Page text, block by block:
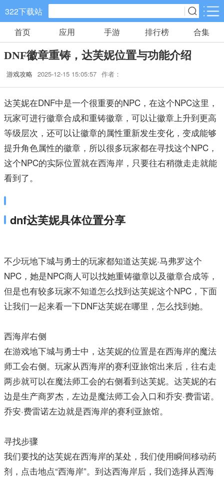
322下载站
手游分类 应用分类
卡牌回合
745款手游
休闲益智
133款手游
角色扮演
棋牌游戏
0款手游
飞行射击
38款手游
动作格斗
30款手游
策略塔防
60款手游
体育竞速
26款手游
冒险解谜
26款手游
首页 应用 手游 排行榜 合集
DNF徽章重铸，达芙妮位置与功能介绍
游戏攻略 2025-12-15 15:05:57 作者：
达芙妮在DNF中是一个很重要的NPC，在这个NPC这里，
玩家可进行徽章合成和重铸徽章，可以让徽章上升到更高
等级层次，还可以让徽章的属性重新发生变化，变成能够
提升角色属性的徽章，所以很多玩家都在寻找这个NPC，
这个NPC的实际位置就在西海岸，只要往右稍微走走就能
看到了。
dnf达芙妮具体位置分享
不少玩地下城与勇士的玩家都知道达芙妮·马弗罗这个
NPC，她是NPC商人可以找她重铸徽章以及徽章合成等，
但是也有较多玩家不知道怎么找到达芙妮这个NPC，下面
让我们一起来看一下DNF达芙妮在哪里，怎么找到她。
西海岸右侧
在游戏地下城与勇士中，达芙妮的位置是在西海岸的魔法
师工会右侧。玩家从西海岸的赛利亚旅馆出来后，往右走
两步就可以在魔法师工会的右侧看到达芙妮。达芙妮的右
边是生产商罗杰，左边是魔法师工会入口和乔安·费雷诺。
乔安·费雷诺左边就是西海岸的赛利亚旅馆。
寻找步骤
我们要找的达芙妮在西海岸的某处，我们使用瞬间移动药
剂，点击地点“西海岸”。到达西海岸后，我们选择从西海